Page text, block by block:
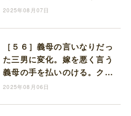
｜岡田ももえと申します
2025年08月07日
［５６］義母の言いなりだっ
た三男に変化。嫁を悪く言う
義母の手を払いのける。クセ
強義母に抗う嫁達｜岡田もも
2025年08月06日